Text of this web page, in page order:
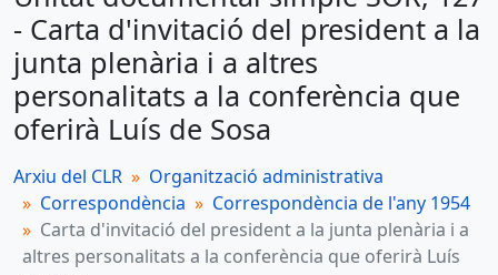
Unitat documental simple
SOR, 128 - Carta del president a les juntes seccionals
Unitat documental simple
SOR, 129 - Carta del president a la Cambra de Comerç de Reus
Unitat documental simple
SOR, 130 - Carta del president al delegat provincial d'informació i turisme de Tarragona
Unitat documental simple
- Carta d'invitació del president a la
junta plenària i a altres
personalitats a la conferència que
oferirà Luís de Sosa
Arxiu del CLR
Organització administrativa
Correspondència
Correspondència de l'any 1954
Carta d'invitació del president a la junta plenària i a
altres personalitats a la conferència que oferirà Luís